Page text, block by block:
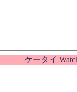
ケータイ